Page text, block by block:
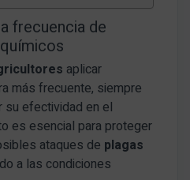
frecuencia de
aplicar
más frecuente, siempre
efectividad en el
es esencial para proteger
ataques de plagas
a las condiciones